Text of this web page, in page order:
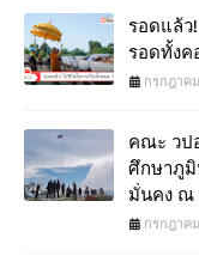
รอดแล้ว
รอดทั้งค
กรกฎาค
คณะ วป
ศึกษาภูมิ
มั่นคง ณ
กรกฎาคม